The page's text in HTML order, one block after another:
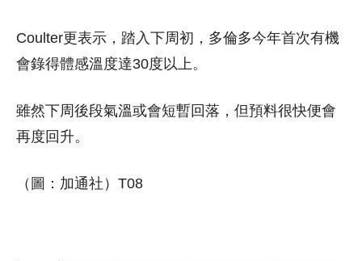
Coulter更表示，踏入下周初，多倫多今年首次有機
會錄得體感溫度達30度以上。
雖然下周後段氣溫或會短暫回落，但預料很快便會
再度回升。
（圖：加通社）T08